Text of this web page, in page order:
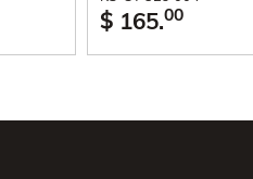
$ 165.00